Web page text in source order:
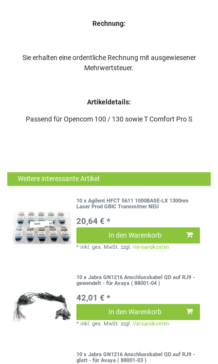
Rechnung:
Sie erhalten eine ordentliche Rechnung mit ausgewiesener
Mehrwertsteuer.
Artikeldetails:
Passend für Opencom 100 / 130 sowie T Comfort Pro S
Weitere interessante Artikel
10 x Agilent HFCT 5611 1000BASE-LX 1300nm
Laser Prod GBIC Transmitter NEU
20,64 € *
In den Warenkorb
* inkl. ges. MwSt. zzgl.Versandkosten
10 x Jabra GN1216 Anschlusskabel QD auf RJ9 -
gewendelt - für Avaya ( 88001-04 )
42,01 € *
In den Warenkorb
* inkl. ges. MwSt. zzgl.Versandkosten
10 x Jabra GN1216 Anschlusskabel QD auf RJ9 -
glatt - für Avaya ( 88001-03 )